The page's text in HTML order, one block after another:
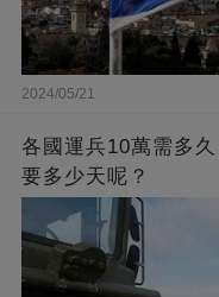
2024/05/21
各國運兵10萬需多
要多少天呢？